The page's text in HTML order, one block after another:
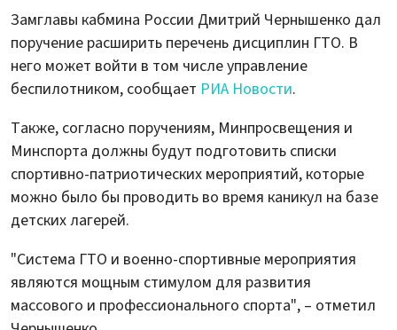
Замглавы кабмина России Дмитрий Чернышенко дал
поручение расширить перечень дисциплин ГТО. В
него может войти в том числе управление
беспилотником, сообщает РИА Новости.
Также, согласно поручениям, Минпросвещения и
Минспорта должны будут подготовить списки
спортивно-патриотических мероприятий, которые
можно было бы проводить во время каникул на базе
детских лагерей.
"Система ГТО и военно-спортивные мероприятия
являются мощным стимулом для развития
массового и профессионального спорта", – отметил